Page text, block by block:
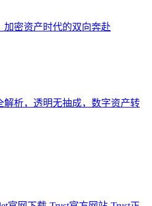
加密资产时代的双向奔赴
解析，透明无抽成，数字资产转